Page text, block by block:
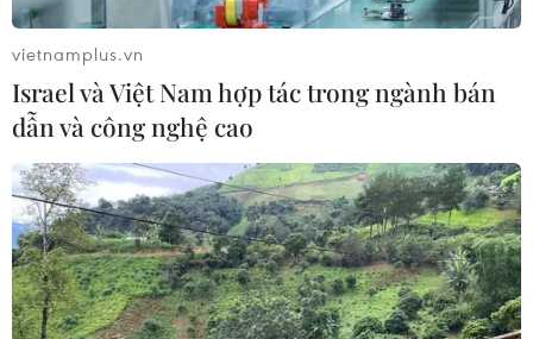
Việt Nam-Hàn Quốc phấn đấu đạt kim
ngạch thương mại 100 tỷ USD
24/12/2019 01:25
Ông Kim Dong Bae, Tham tán công sứ, Đại sứ quán
Hàn Quốc tại Việt Nam bày tỏ mong muốn Chính phủ
vietnamplus.vn
Israel và Việt Nam hợp tác trong ngành bán
dẫn và công nghệ cao